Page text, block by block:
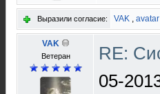
Выразили согласие: VAK , avatar
VAK
Ветеран
RE:
05-